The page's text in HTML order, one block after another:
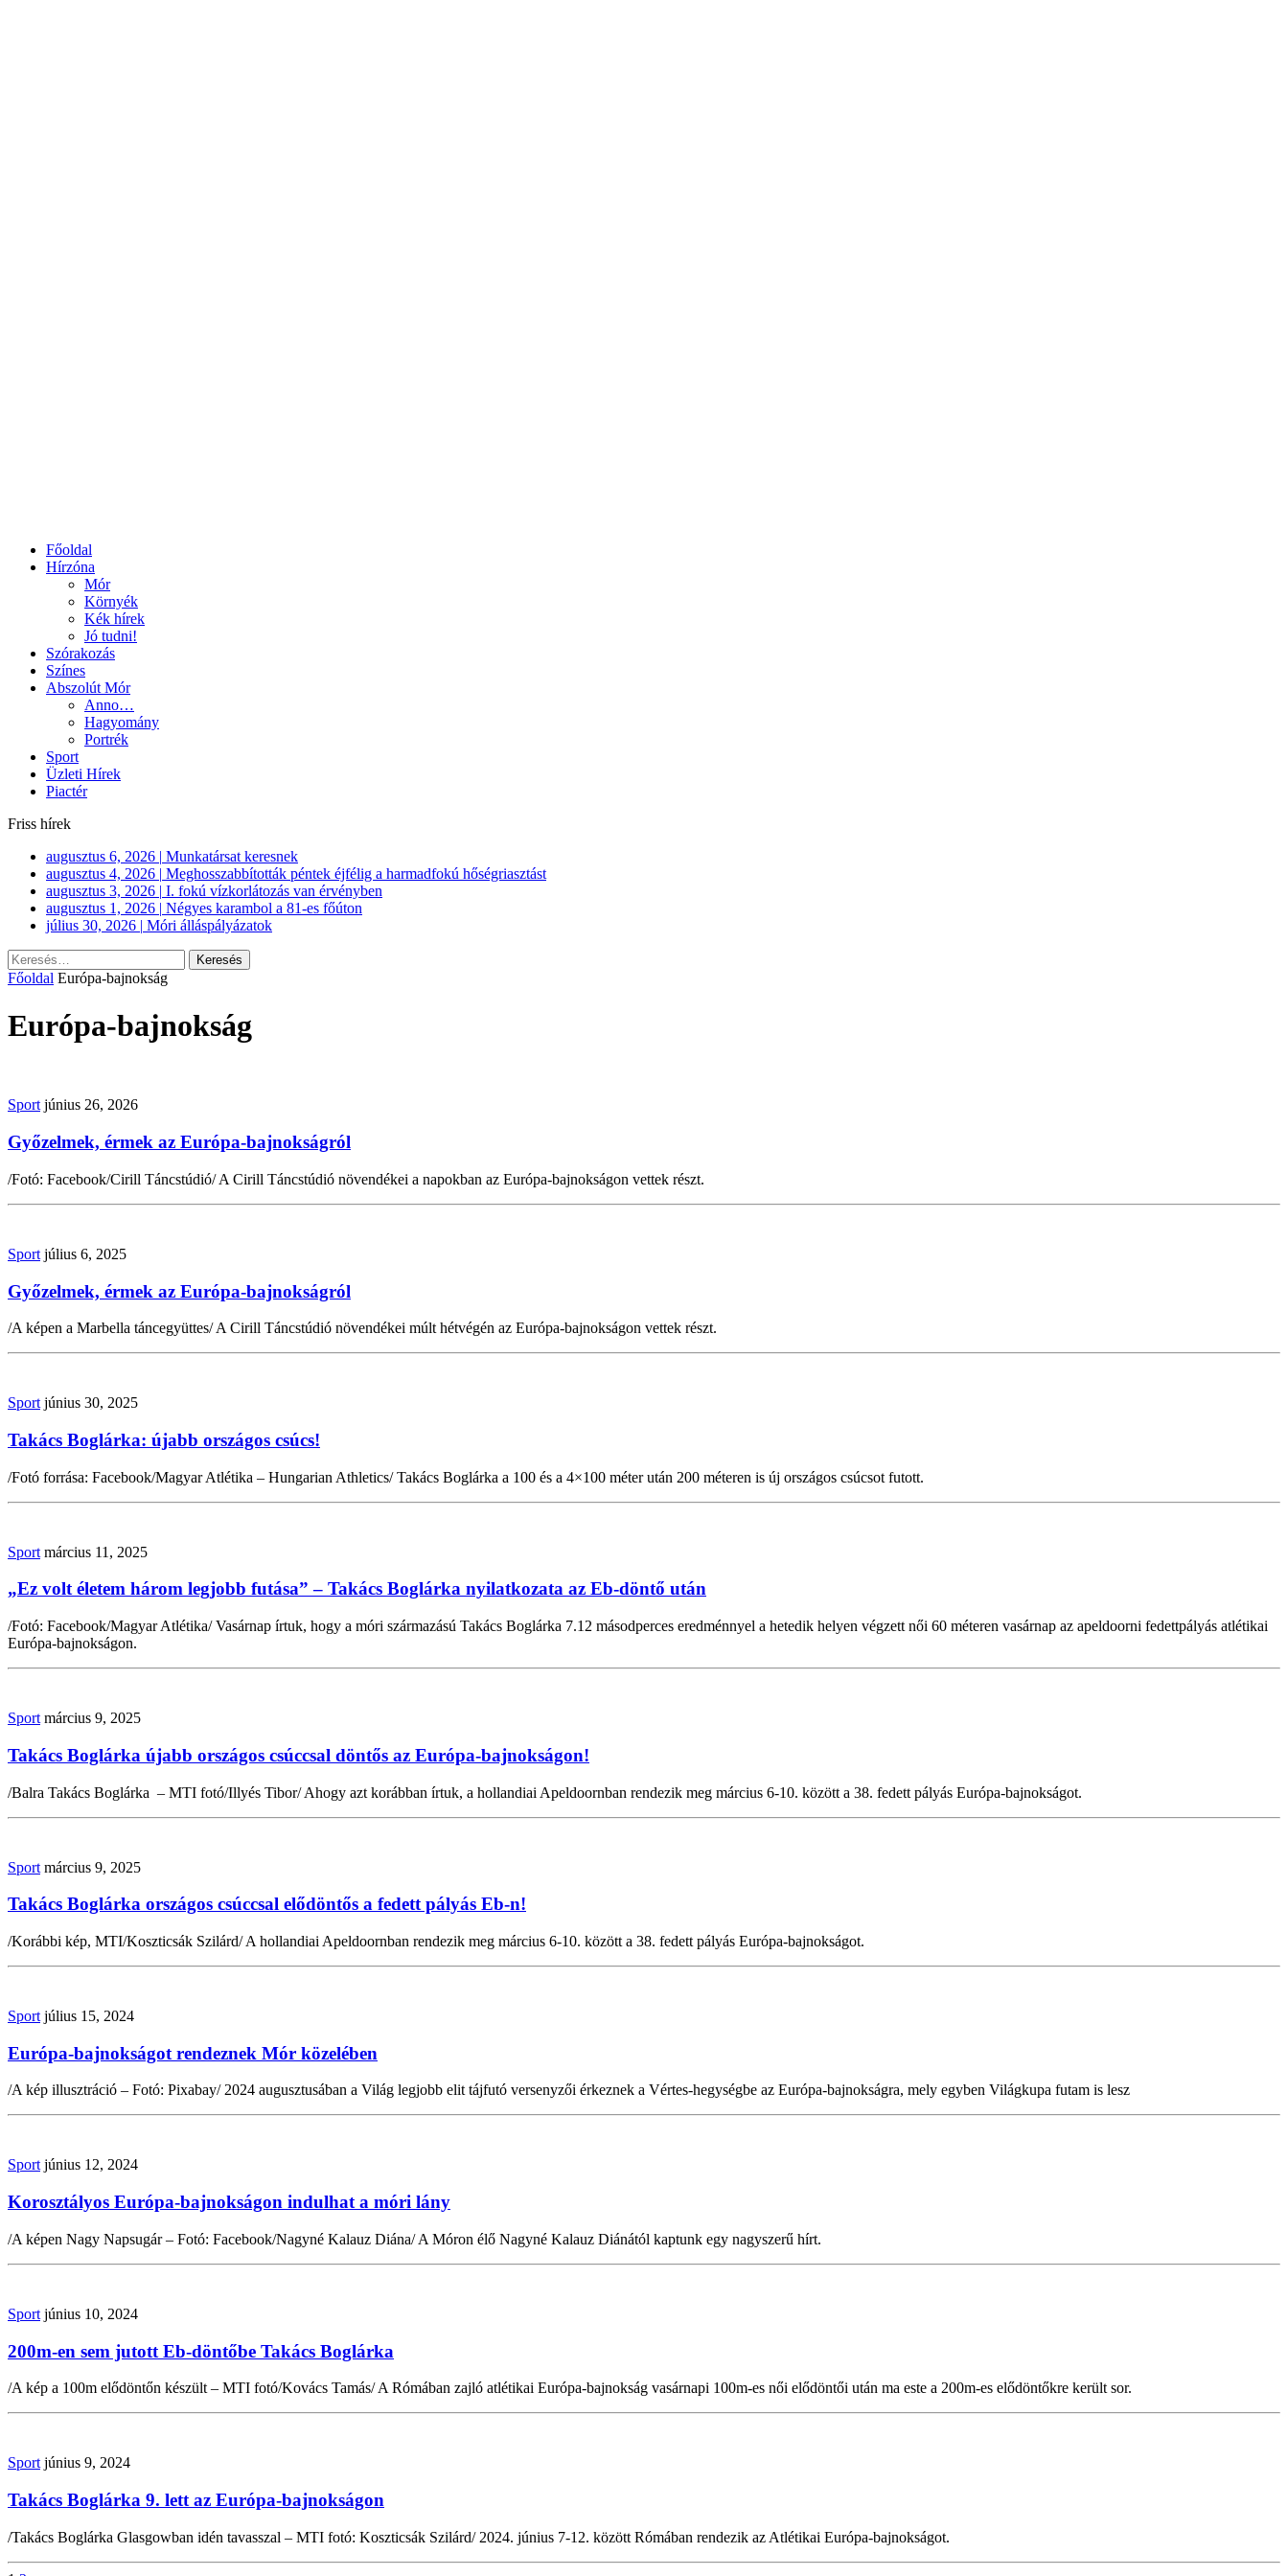
Főoldal
Hírzóna
Mór
Környék
Kék hírek
Jó tudni!
Szórakozás
Színes
Abszolút Mór
Anno…
Hagyomány
Portrék
Sport
Üzleti Hírek
Piactér
Friss hírek
augusztus 6, 2026
Munkatársat keresnek
augusztus 4, 2026
Meghosszabbították péntek éjfélig a harmadfokú hőségriasztást
augusztus 3, 2026
I. fokú vízkorlátozás van érvényben
augusztus 1, 2026
Négyes karambol a 81-es főúton
július 30, 2026
Móri álláspályázatok
Keresés:
Főoldal Európa-bajnokság
Európa-bajnokság
Sport június 26, 2026
Győzelmek, érmek az Európa-bajnokságról
/Fotó: Facebook/Cirill Táncstúdió/ A Cirill Táncstúdió növendékei a napokban az Európa-bajnokságon vettek részt.
Sport július 6, 2025
Győzelmek, érmek az Európa-bajnokságról
/A képen a Marbella táncegyüttes/ A Cirill Táncstúdió növendékei múlt hétvégén az Európa-bajnokságon vettek részt.
Sport június 30, 2025
Takács Boglárka: újabb országos csúcs!
/Fotó forrása: Facebook/Magyar Atlétika – Hungarian Athletics/ Takács Boglárka a 100 és a 4×100 méter után 200 méteren is új országos csúcsot futott.
Sport március 11, 2025
„Ez volt életem három legjobb futása” – Takács Boglárka nyilatkozata az Eb-döntő után
/Fotó: Facebook/Magyar Atlétika/ Vasárnap írtuk, hogy a móri származású Takács Boglárka 7.12 másodperces eredménnyel a hetedik helyen végzett női 60 méteren vasárnap az apeldoorni fedettpályás atlétikai
Európa-bajnokságon.
Sport március 9, 2025
Takács Boglárka újabb országos csúccsal döntős az Európa-bajnokságon!
/Balra Takács Boglárka – MTI fotó/Illyés Tibor/ Ahogy azt korábban írtuk, a hollandiai Apeldoornban rendezik meg március 6-10. között a 38. fedett pályás Európa-bajnokságot.
Sport március 9, 2025
Takács Boglárka országos csúccsal elődöntős a fedett pályás Eb-n!
/Korábbi kép, MTI/Koszticsák Szilárd/ A hollandiai Apeldoornban rendezik meg március 6-10. között a 38. fedett pályás Európa-bajnokságot.
Sport július 15, 2024
Európa-bajnokságot rendeznek Mór közelében
/A kép illusztráció – Fotó: Pixabay/ 2024 augusztusában a Világ legjobb elit tájfutó versenyzői érkeznek a Vértes-hegységbe az Európa-bajnokságra, mely egyben Világkupa futam is lesz
Sport június 12, 2024
Korosztályos Európa-bajnokságon indulhat a móri lány
/A képen Nagy Napsugár – Fotó: Facebook/Nagyné Kalauz Diána/ A Móron élő Nagyné Kalauz Diánától kaptunk egy nagyszerű hírt.
Sport június 10, 2024
200m-en sem jutott Eb-döntőbe Takács Boglárka
/A kép a 100m elődöntőn készült – MTI fotó/Kovács Tamás/ A Rómában zajló atlétikai Európa-bajnokság vasárnapi 100m-es női elődöntői után ma este a 200m-es elődöntőkre került sor.
Sport június 9, 2024
Takács Boglárka 9. lett az Európa-bajnokságon
/Takács Boglárka Glasgowban idén tavasszal – MTI fotó: Koszticsák Szilárd/ 2024. június 7-12. között Rómában rendezik az Atlétikai Európa-bajnokságot.